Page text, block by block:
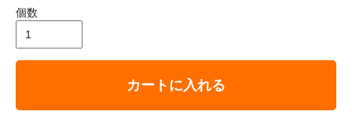
個数
カートに入れる